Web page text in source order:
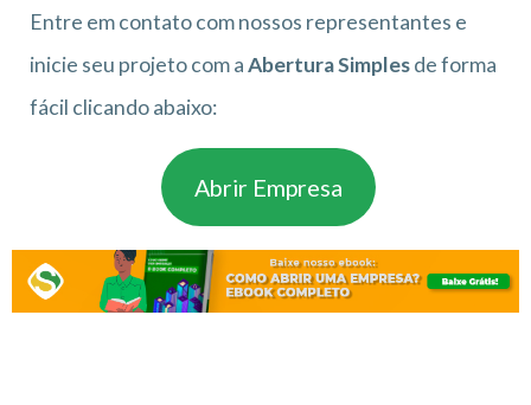
Entre em contato com nossos representantes e
inicie seu projeto com aAbertura Simplesde forma
fácil clicando abaixo:
Abrir Empresa